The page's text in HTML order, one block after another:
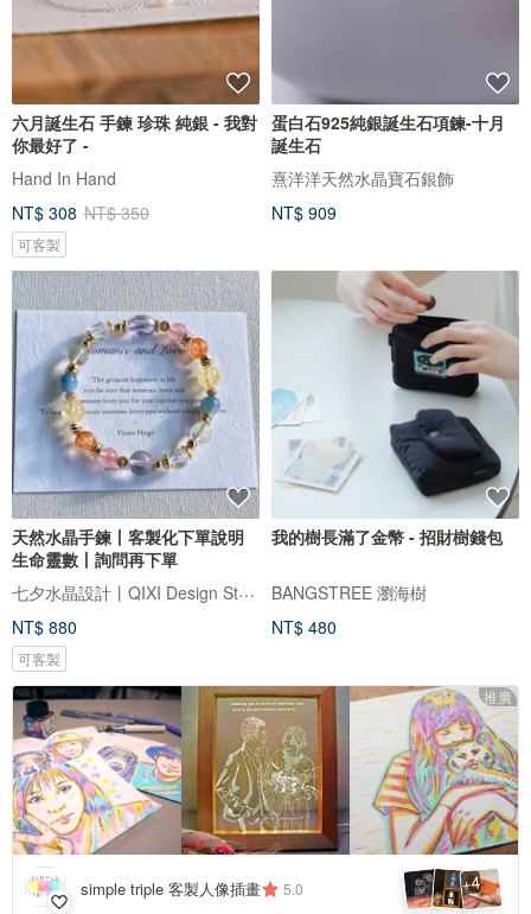
六月誕生石 手鍊 珍珠 純銀 - 我對
你最好了 -
Hand In Hand
NT$ 308 NT$ 350
可客製
蛋白石925純銀誕生石項鍊-十月
誕生石
熹洋洋天然水晶寶石銀飾
NT$ 909
天然水晶手鍊丨客製化下單說明
生命靈數丨詢問再下單
七夕水晶設計丨QIXI Design Studio
NT$ 880
可客製
我的樹長滿了金幣 - 招財樹錢包
BANGSTREE 瀏海樹
NT$ 480
推廣
simple triple 客製人像插畫 5.0 +4